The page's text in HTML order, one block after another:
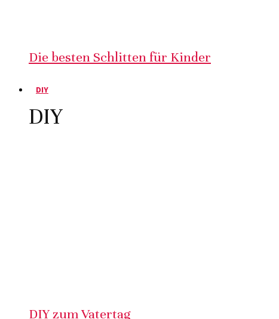
Die besten Schlitten für Kinder
DIY
DIY
DIY zum Vatertag